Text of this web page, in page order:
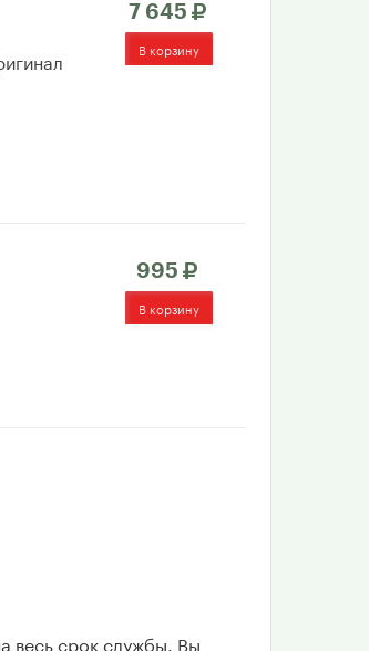
7 645
995
весь срок службы. Вы